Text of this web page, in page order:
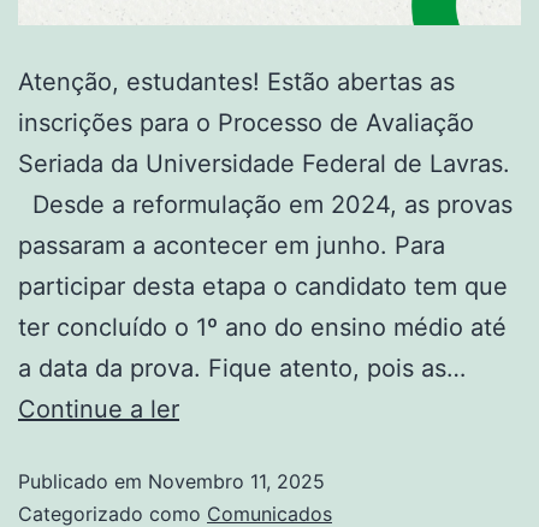
Atenção, estudantes! Estão abertas as
inscrições para o Processo de Avaliação
Seriada da Universidade Federal de Lavras.
Desde a reformulação em 2024, as provas
passaram a acontecer em junho. Para
participar desta etapa o candidato tem que
ter concluído o 1º ano do ensino médio até
a data da prova. Fique atento, pois as…
Continue a ler
Publicado em Novembro 11, 2025
Categorizado como Comunicados